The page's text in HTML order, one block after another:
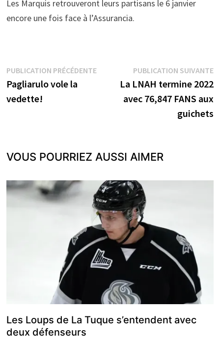
Les Marquis retrouveront leurs partisans le 6 janvier
encore une fois face à l’Assurancia.
Navigation
de
PUBLICATION PRÉCÉDENTEPublication
précédente :
Pagliarulo vole la
vedette!
PUBLICATION SUIVANTE
La LNAH termine 2022
avec 76,847 FANS aux
guichets
VOUS POURRIEZ AUSSI AIMER
Les Loups de La Tuque s’entendent avec
deux défenseurs